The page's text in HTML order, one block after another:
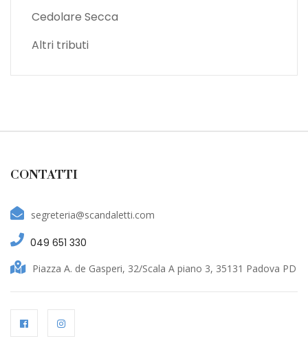
Cedolare Secca
Altri tributi
CONTATTI
segreteria@scandaletti.com
049 651 330
Piazza A. de Gasperi, 32/Scala A piano 3, 35131 Padova PD